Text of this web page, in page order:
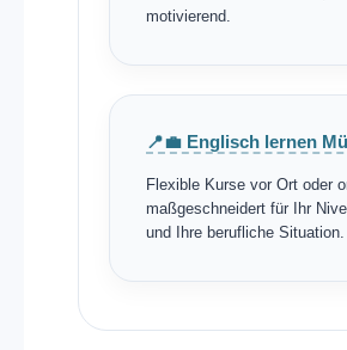
motivierend.
📍💼 Englisch lernen
Flexible Kurse vor Ort oder
maßgeschneidert für Ihr
und Ihre berufliche Situation.